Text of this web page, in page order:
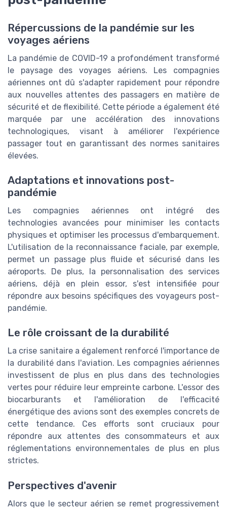
Répercussions de la pandémie sur les
voyages aériens
La pandémie de COVID-19 a profondément transformé
le paysage des voyages aériens. Les compagnies
aériennes ont dû s'adapter rapidement pour répondre
aux nouvelles attentes des passagers en matière de
sécurité et de flexibilité. Cette période a également été
marquée par une accélération des innovations
technologiques, visant à améliorer l'expérience
passager tout en garantissant des normes sanitaires
élevées.
Adaptations et innovations post-
pandémie
Les compagnies aériennes ont intégré des
technologies avancées pour minimiser les contacts
physiques et optimiser les processus d'embarquement.
L'utilisation de la reconnaissance faciale, par exemple,
permet un passage plus fluide et sécurisé dans les
aéroports. De plus, la personnalisation des services
aériens, déjà en plein essor, s'est intensifiée pour
répondre aux besoins spécifiques des voyageurs post-
pandémie.
Le rôle croissant de la durabilité
La crise sanitaire a également renforcé l'importance de
la durabilité dans l'aviation. Les compagnies aériennes
investissent de plus en plus dans des technologies
vertes pour réduire leur empreinte carbone. L'essor des
biocarburants et l'amélioration de l'efficacité
énergétique des avions sont des exemples concrets de
cette tendance. Ces efforts sont cruciaux pour
répondre aux attentes des consommateurs et aux
réglementations environnementales de plus en plus
strictes.
Perspectives d'avenir
Alors que le secteur aérien se remet progressivement